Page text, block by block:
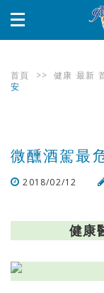
首頁 >> 健康 最新
安
微醺酒駕最
2018/02/12
健康